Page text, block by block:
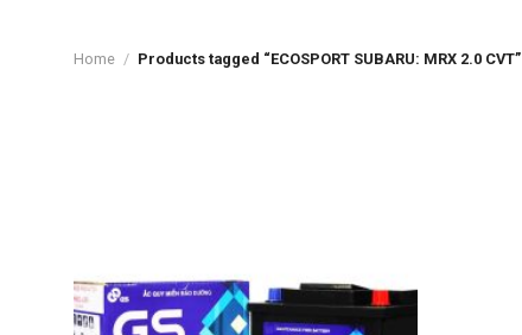
Home / Products tagged “ECOSPORT SUBARU: MRX 2.0 CVT”